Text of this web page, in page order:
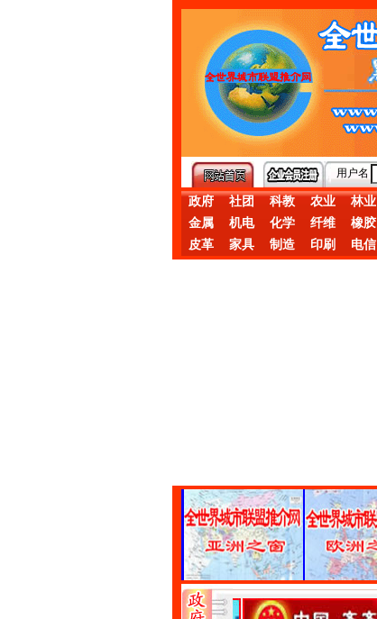
用户名
政府 社团 科教 农业 林业
金属
机电 化学 纤维 橡胶
皮革
家具 制造 印刷 电信